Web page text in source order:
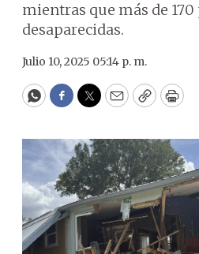
mientras que más de
desaparecidas.
Julio 10, 2025 05:14 p. m.
WhatsApp
Facebook
Twitter
EmailCopyPrint